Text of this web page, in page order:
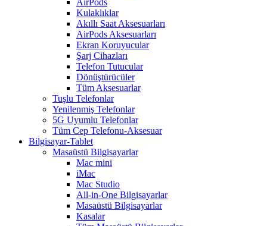
AirPods
Kulaklıklar
Akıllı Saat Aksesuarları
AirPods Aksesuarları
Ekran Koruyucular
Şarj Cihazları
Telefon Tutucular
Dönüştürücüler
Tüm Aksesuarlar
Tuşlu Telefonlar
Yenilenmiş Telefonlar
5G Uyumlu Telefonlar
Tüm Cep Telefonu-Aksesuar
Bilgisayar-Tablet
Masaüstü Bilgisayarlar
Mac mini
iMac
Mac Studio
All-in-One Bilgisayarlar
Masaüstü Bilgisayarlar
Kasalar